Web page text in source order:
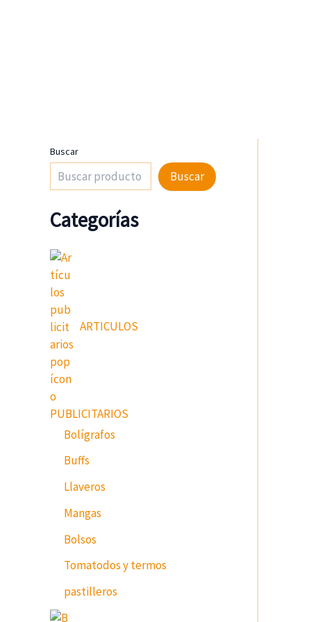
Buscar
Buscar
Categorías
ARTICULOS
PUBLICITARIOS
Bolígrafos
Buffs
Llaveros
Mangas
Bolsos
Tomatodos y termos
pastilleros